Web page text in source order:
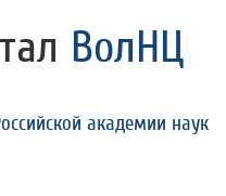
ВолНЦ
академии наук